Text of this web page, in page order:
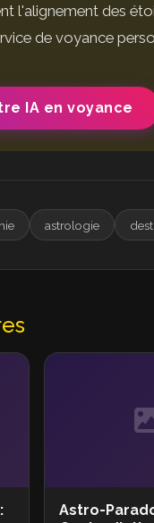
l'alignement des
de voyance
IA en voyance
astrologie
Astro-